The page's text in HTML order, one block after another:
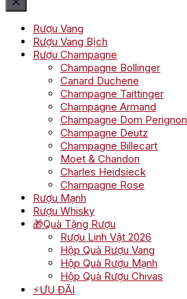
Rượu Vang
Rượu Vang Bịch
Rượu Champagne
Champagne Bollinger
Canard Duchene
Champagne Taittinger
Champagne Armand
Champagne Dom Perignon
Champagne Deutz
Champagne Billecart
Moet & Chandon
Charles Heidsieck
Champagne Rose
Rượu Mạnh
Rượu Whisky
🎁Quà Tặng Rượu
Rượu Linh Vật 2026
Hộp Quà Rượu Vang
Hộp Quà Rượu Mạnh
Hộp Quà Rượu Chivas
⚡ƯU ĐÃI